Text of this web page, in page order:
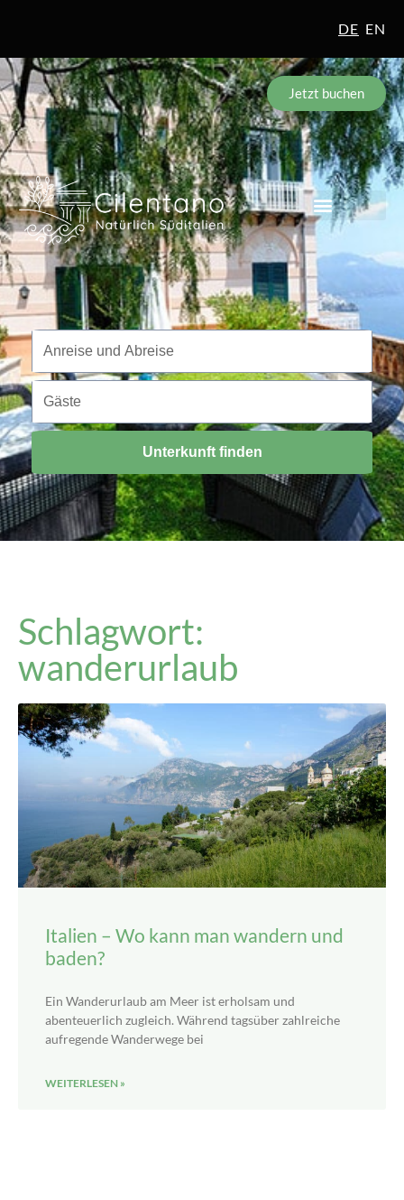
DE EN
Jetzt buchen
Reisezeitraum
Anreise und Abreise
Gäste
Gäste
Unterkunft finden
Schlagwort:
wanderurlaub
Italien – Wo kann man wandern und
baden?
Ein Wanderurlaub am Meer ist erholsam und
abenteuerlich zugleich. Während tagsüber zahlreiche
aufregende Wanderwege bei
WEITERLESEN »